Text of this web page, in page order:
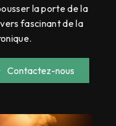
la porte de la
fascinant de la
Contactez-nous